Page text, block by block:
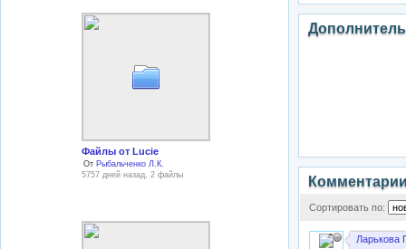
Файлы от Lucie
От Рыбальченко Л.К.
5757 дней назад, 2 файлы
Сортировать по:
Ларькова